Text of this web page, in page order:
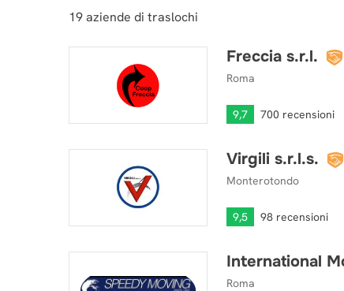
19aziende di traslochi
Freccia s.r.l.
Roma
9,7 700 recensioni
Virgili s.r.l.s.
Monterotondo
9,5 98 recensioni
International
Roma
International Moving Network srl